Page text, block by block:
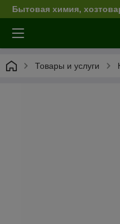
Бытовая химия,
Товары и услуги